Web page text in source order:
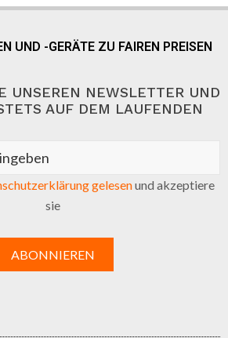
UND -GERÄTE ZU FAIREN PREISEN
UNSEREN NEWSLETTER UND
AUF DEM LAUFENDEN
gelesenund akzeptiere
sie